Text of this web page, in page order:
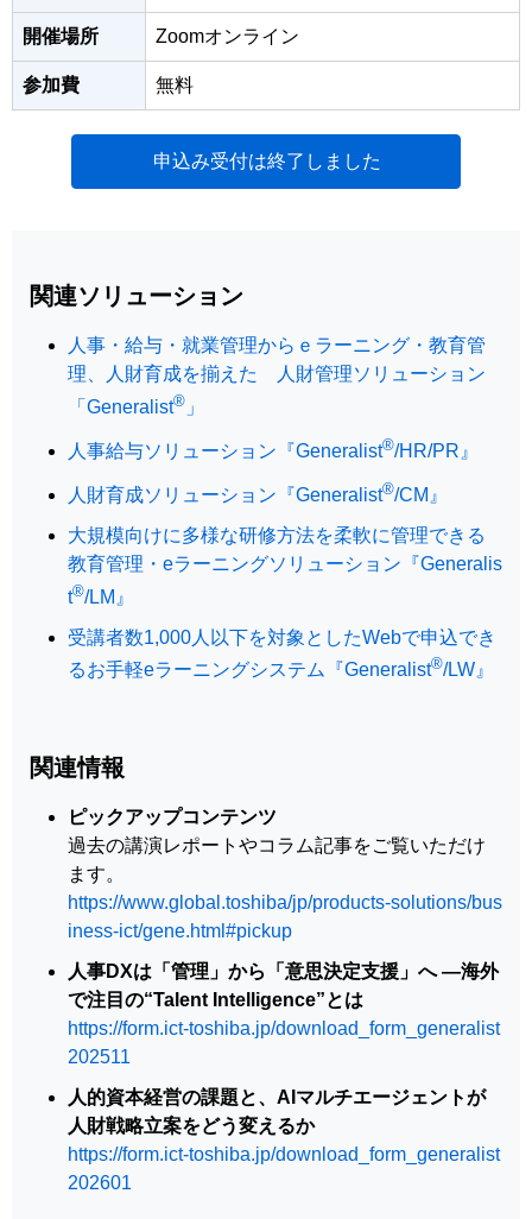
開催場所 Zoomオンライン
参加費 無料
申込み受付は終了しました
関連ソリューション
人事・給与・就業管理からｅラーニング・教育管
理、人財育成を揃えた 人財管理ソリューション
「Generalist® 」
人事給与ソリューション『Generalist®/HR/PR』
人財育成ソリューション『Generalist®/CM』
大規模向けに多様な研修方法を柔軟に管理できる
教育管理・eラーニングソリューション『Generalis
t®/LM』
受講者数1,000人以下を対象としたWebで申込でき
るお手軽eラーニングシステム『Generalist®/LW』
関連情報
ピックアップコンテンツ
過去の講演レポートやコラム記事をご覧いただけ
ます。
https://www.global.toshiba/jp/products-solutions/bus
iness-ict/gene.html#pickup
人事DXは「管理」から「意思決定支援」へ —海外
で注目の“Talent Intelligence”とは
https://form.ict-toshiba.jp/download_form_generalist
202511
人的資本経営の課題と、AIマルチエージェントが
人財戦略立案をどう変えるか
https://form.ict-toshiba.jp/download_form_generalist
202601